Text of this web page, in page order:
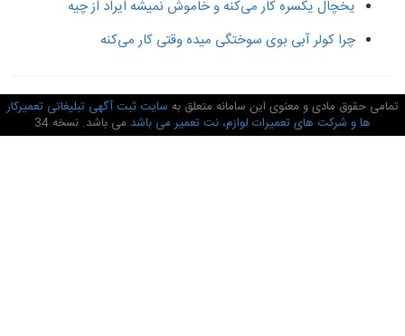
یخچال یکسره کار می‌کنه و خاموش نمیشه ایراد از چیه
چرا کولر آبی بوی سوختگی میده وقتی کار می‌کنه
حقوق مادی و معنوی این سامانه متعلق به سایت ثبت آگهی تبلیغاتی تعمیرکار
ها و شرکت های تعمیرات لوازم، نت تعمیر می باشدمی باشد. نسخه 34